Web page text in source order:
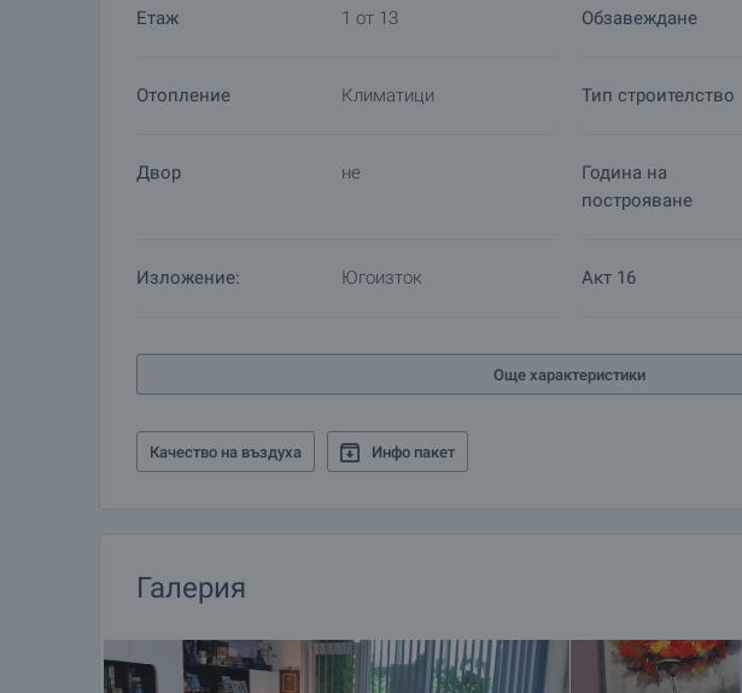
информация и кандидатстване за кредит.
Етаж 1 от 13 Обзавеждане
Отопление Климатици Тип строителство
Двор не
Година на
построяване
Изложение: Югоизток Акт 16
Още характеристики
Качество на въздуха Инфо пакет
Галерия